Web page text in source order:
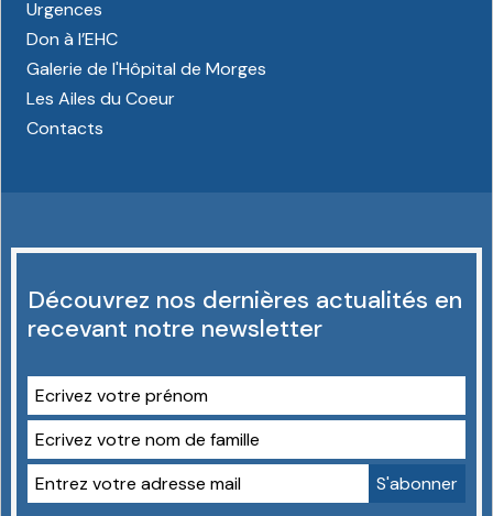
Urgences
Don à l’EHC
Galerie de l'Hôpital de Morges
Les Ailes du Coeur
Contacts
Découvrez nos dernières actualités en
recevant notre newsletter